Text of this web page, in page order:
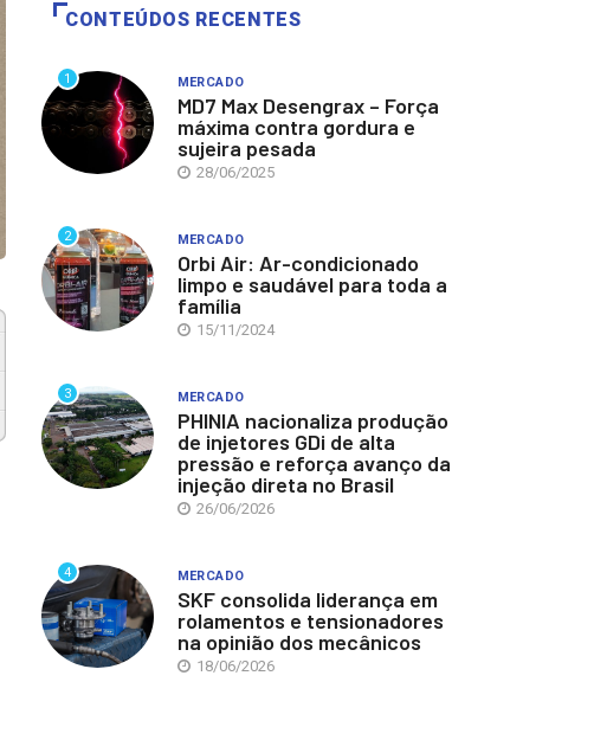
CONTEÚDOS RECENTES
1 MERCADO
MD7 Max Desengrax – Força
máxima contra gordura e
sujeira pesada
28/06/2025
2 MERCADO
Orbi Air: Ar-condicionado
limpo e saudável para toda a
família
15/11/2024
3 MERCADO
PHINIA nacionaliza produção
de injetores GDi de alta
pressão e reforça avanço da
injeção direta no Brasil
26/06/2026
4 MERCADO
SKF consolida liderança em
rolamentos e tensionadores
na opinião dos mecânicos
18/06/2026